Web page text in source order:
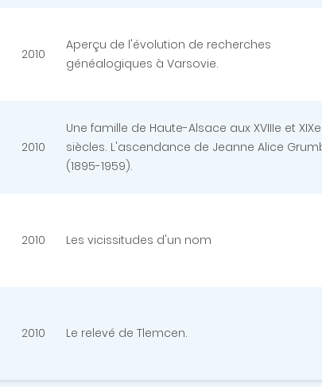
2010
Aperçu de l'évolution de recherches
généalogiques à Varsovie.
2010
Une famille de Haute-Alsace aux XVIIIe et XIXe
siècles. L'ascendance de Jeanne Alice
(1895-1959).
2010 Les vicissitudes d'un nom
2010 Le relevé de Tlemcen.